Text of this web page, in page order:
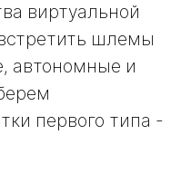
виртуальной
шлемы
автономные и
первого типа -